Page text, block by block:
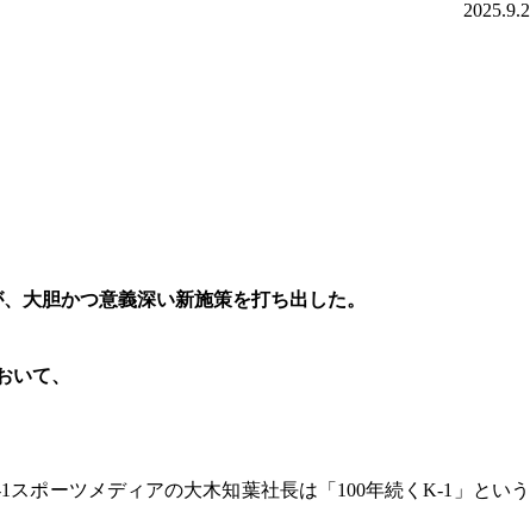
2025.9.2
大胆かつ意義深い新施策を打ち出した。
いて、
ポーツメディアの大木知葉社長は「100年続くK-1」という